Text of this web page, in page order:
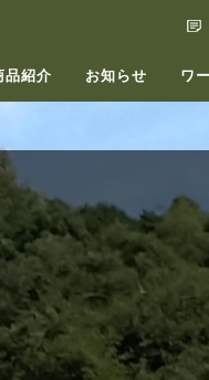
品紹介 お知らせ ワ